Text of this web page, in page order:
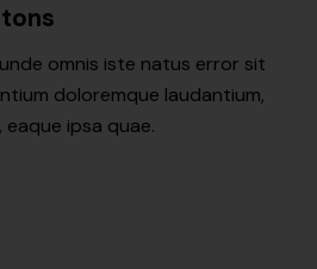
omnis iste natus error sit
doloremque laudantium,
ipsa quae.